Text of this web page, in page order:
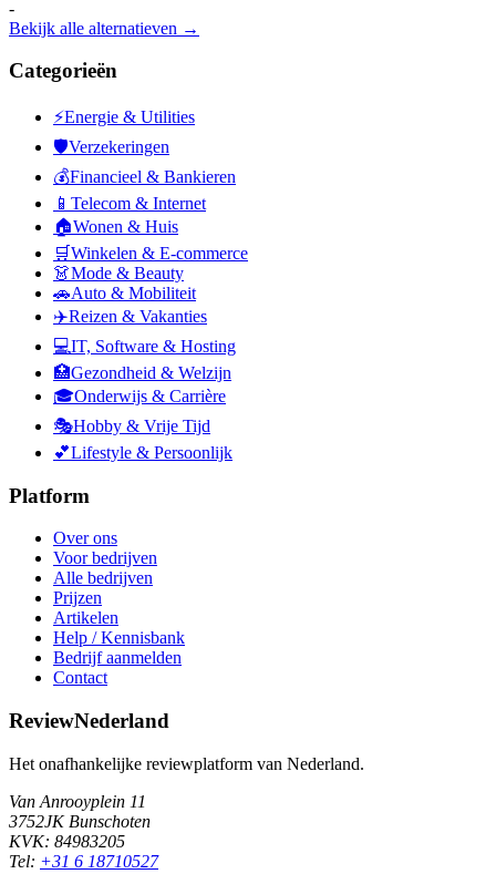
-
Bekijk alle alternatieven →
Categorieën
⚡Energie & Utilities
🛡️Verzekeringen
💰Financieel & Bankieren
📱 Telecom & Internet
🏠Wonen & Huis
🛒Winkelen & E-commerce
👗Mode & Beauty
🚗Auto & Mobiliteit
✈️Reizen & Vakanties
💻IT, Software & Hosting
🏥Gezondheid & Welzijn
🎓Onderwijs & Carrière
🎭Hobby & Vrije Tijd
💕Lifestyle & Persoonlijk
Platform
Over ons
Voor bedrijven
Alle bedrijven
Prijzen
Artikelen
Help / Kennisbank
Bedrijf aanmelden
Contact
ReviewNederland
Het onafhankelijke reviewplatform van Nederland.
Van Anrooyplein 11
3752JK Bunschoten
KVK: 84983205
Tel: +31 6 18710527